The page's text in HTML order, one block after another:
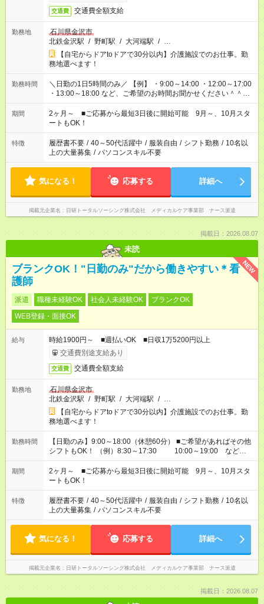
交通費 交通費全額支給
勤務地
石川県金沢市
北鉄金沢駅 / 野町駅 / 大河端駅 / …
【自宅からドアtoドアで30分以内】介護施設でのお仕事。勤
務地選べます！
勤務時間
＼日勤の1日5時間のみ／ 【例】 ・9:00～14:00 ・12:00～17:00
・13:00～18:00 など、ご希望のお時間お聞かせください＾＾
「家族とお休みを合わせたい」 「子どもの迎えに行きたい」
「できれば残業はしたくない」 など、ご希望があれば教えてく
ださいね。 ※Wワーク希望の方へ 今ご覧のお仕事で希望する勤
務時間と、もう1つのお仕事の勤務時間が 合計で週40時間を超
える場合は応募できません
期間
2ヶ月～ ■ご応募から最短3日後に開始可能 9月～、10月スタ
ートもOK！
特徴 履歴書不要 / 40～50代活躍中 / 服装自由 / シフト勤務 / 10名以
上の大量募集 / パソコンスキル不要
気になる！ 応募する 詳細へ
掲載元企業名 日研トータルソーシング株式会社 メディカルケア事業部 ナース派遣
掲載日：2026.08.07
未読
NEW
ブランクOK！"日勤のみ"だから働きやすい＊看
護師
派遣 職種未経験OK 社会人未経験OK
ブランクOK
WEB登録・面接OK
給与
時給1900円～ ■週払いOK ■日収1万5200円以上
交通費別途支給あり
交通費 交通費全額支給
勤務地
石川県金沢市
北鉄金沢駅 / 野町駅 / 大河端駅 / …
【自宅からドアtoドアで30分以内】介護施設でのお仕事。勤
務地選べます！
勤務時間
【日勤のみ】9:00～18:00（休憩60分） ■ご希望があればその他
シフトもOK！ （例）8:30～17:30 10:00～19:00 など
「家族とお休みを合わせたい」 「余裕を持って夕飯の準備がし
たい」 「できれば残業はしたくない」 など、ご希望があれば教
えてくださいね。 ※Wワーク希望の方へ 今ご覧のお仕事で希望
する勤務時間と、もう1つのお仕事の勤務時間。 合計で週40時
間を超える場合は応募できません
期間
2ヶ月～ ■ご応募から最短3日後に開始可能 9月～、10月スタ
ートもOK！
特徴 履歴書不要 / 40～50代活躍中 / 服装自由 / シフト勤務 / 10名以
上の大量募集 / パソコンスキル不要
気になる！ 応募する 詳細へ
掲載元企業名 日研トータルソーシング株式会社 メディカルケア事業部 ナース派遣
掲載日：2026.08.07